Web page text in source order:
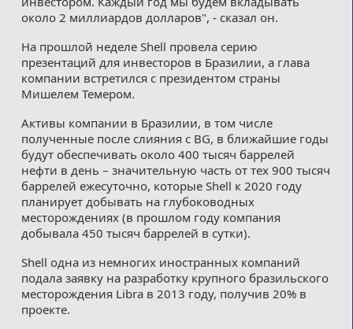
около 2 миллиардов долларов", - сказал он.
На прошлой неделе Shell провела серию
презентаций для инвесторов в Бразилии, а глава
компании встретился с президентом страны
Мишелем Темером.
Активы компании в Бразилии, в том числе
полученные после слияния с BG, в ближайшие годы
будут обеспечивать около 400 тысяч баррелей
нефти в день – значительную часть от тех 900 тысяч
баррелей ежесуточно, которые Shell к 2020 году
планирует добывать на глубоководных
месторождениях (в прошлом году компания
добывала 450 тысяч баррелей в сутки).
Shell одна из немногих иностранных компаний
подала заявку на разработку крупного бразильского
месторождения Libra в 2013 году, получив 20% в
проекте.